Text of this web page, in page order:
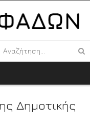
Δημοτικής